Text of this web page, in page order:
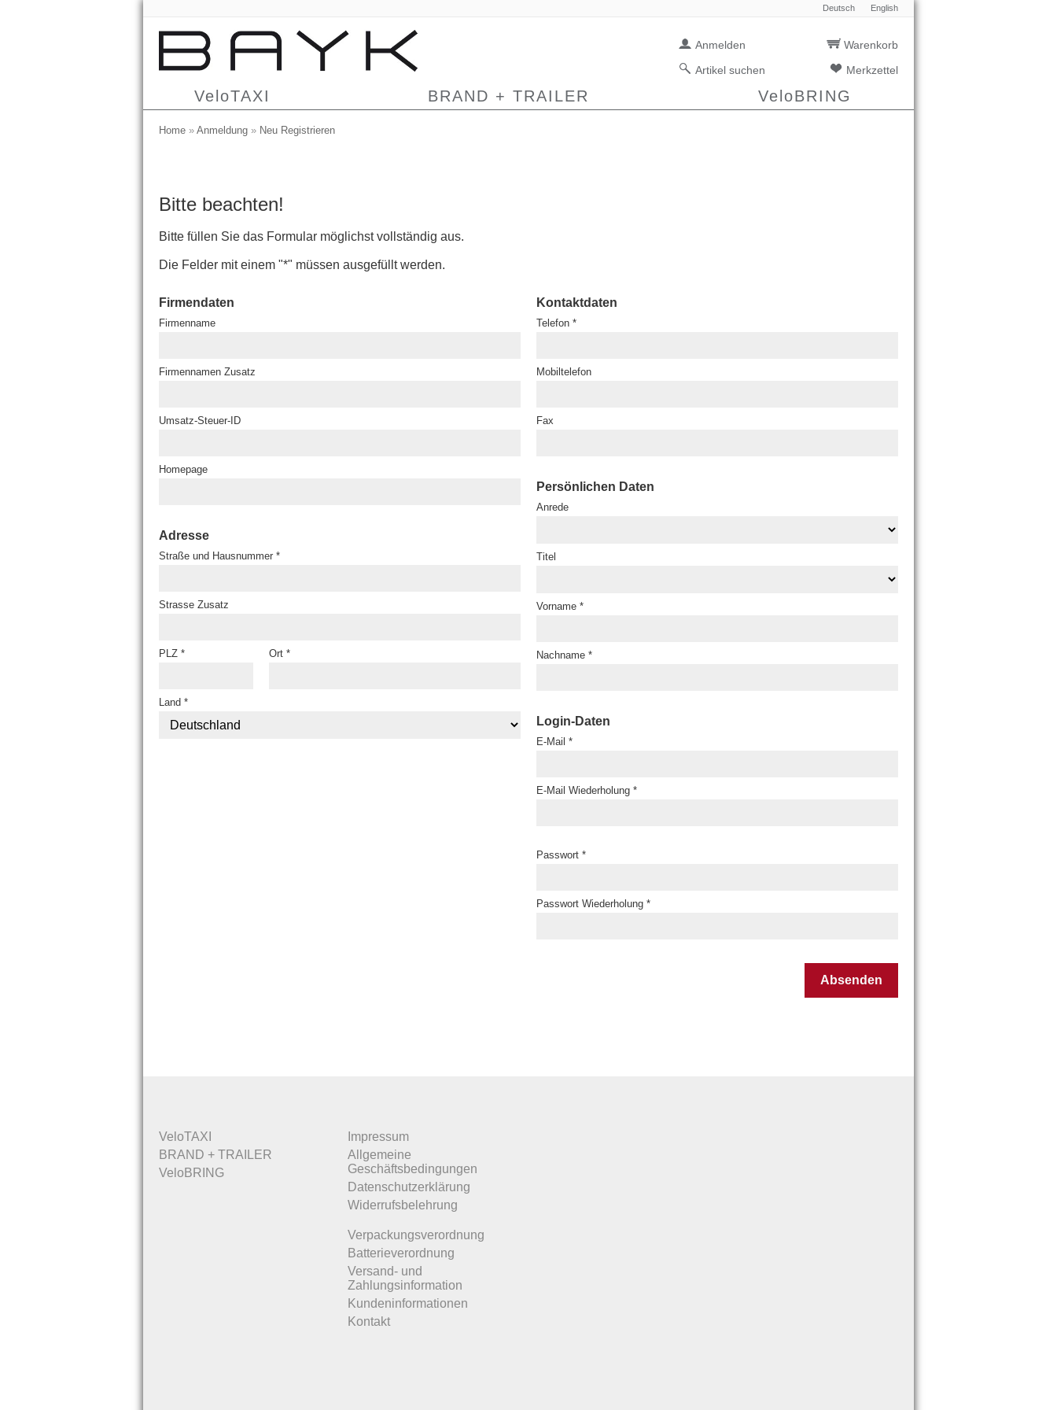
English
Deutsch
Anmelden
Warenkorb
Artikel suchen
Merkzettel
VeloTAXI BRAND + TRAILER VeloBRING
Home » Anmeldung » Neu Registrieren
Bitte beachten!
Bitte füllen Sie das Formular möglichst vollständig aus.
Die Felder mit einem "*" müssen ausgefüllt werden.
Firmendaten
Firmenname
Firmennamen Zusatz
Umsatz-Steuer-ID
Homepage
Adresse
Straße und Hausnummer *
Strasse Zusatz
PLZ * Ort *
Land *
Kontaktdaten
Telefon *
Mobiltelefon
Fax
Persönlichen Daten
Anrede
Titel
Vorname *
Nachname *
Login-Daten
E-Mail *
E-Mail Wiederholung *
Passwort *
Passwort Wiederholung *
VeloTAXI
BRAND + TRAILER
VeloBRING
Impressum
Allgemeine
Geschäftsbedingungen
Datenschutzerklärung
Widerrufsbelehrung
Verpackungsverordnung
Batterieverordnung
Versand- und
Zahlungsinformation
Kundeninformationen
Kontakt